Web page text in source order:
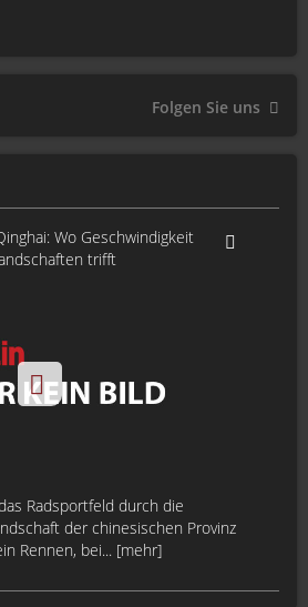
Wo Geschwindigkeit
trifft
Radsportfeld durch die
der chinesischen Provinz
Rennen, bei... [mehr]
Folgen Sie uns